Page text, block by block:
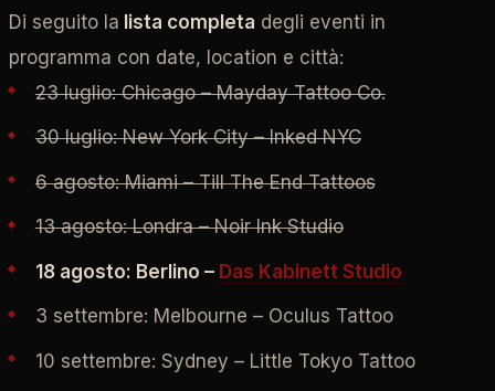
Di seguito la lista completa degli eventi in
programma con date, location e città:
23 luglio: Chicago – Mayday Tattoo Co.
30 luglio: New York City – Inked NYC
6 agosto: Miami – Till The End Tattoos
13 agosto: Londra – Noir Ink Studio
18 agosto: Berlino – Das Kabinett Studio
3 settembre: Melbourne – Oculus Tattoo
10 settembre: Sydney – Little Tokyo Tattoo